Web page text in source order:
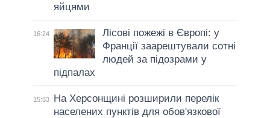
яйцями
16:24
Лісові пожежі в Європі: у
Франції заарештували сотні
людей за підозрами у
підпалах
15:53
На Херсонщині розширили перелік
населених пунктів для обов'язкової